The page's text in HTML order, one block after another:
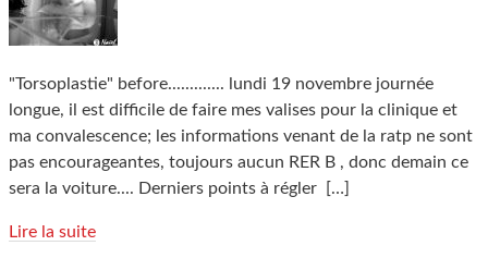
"Torsoplastie" before............. lundi 19 novembre journée
longue, il est difficile de faire mes valises pour la clinique et
ma convalescence; les informations venant de la ratp ne sont
pas encourageantes, toujours aucun RER B , donc demain ce
sera la voiture.... Derniers points à régler
[…]
Lire la suite